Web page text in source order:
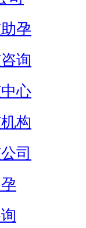
孕
询
心
构
司